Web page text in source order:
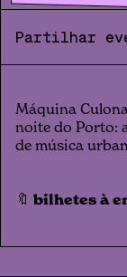
Partilhar
Máquina
noite do Porto:
de música
🔖 bilhetes à